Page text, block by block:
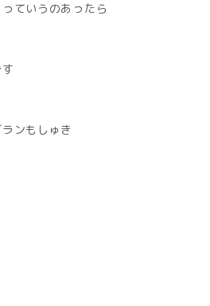
ていうのあったら
ンもしゅき